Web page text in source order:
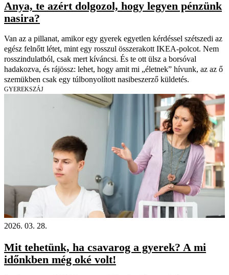
Anya, te azért dolgozol, hogy legyen pénzünk
nasira?
Van az a pillanat, amikor egy gyerek egyetlen kérdéssel szétszedi az
egész felnőtt létet, mint egy rosszul összerakott IKEA-polcot. Nem
rosszindulatból, csak mert kíváncsi. És te ott ülsz a borsóval
hadakozva, és rájössz: lehet, hogy amit mi „életnek” hívunk, az az ő
szemükben csak egy túlbonyolított nasibeszerző küldetés.
GYEREKSZÁJ
2026. 03. 28.
Mit tehetünk, ha csavarog a gyerek? A mi
időnkben még oké volt!